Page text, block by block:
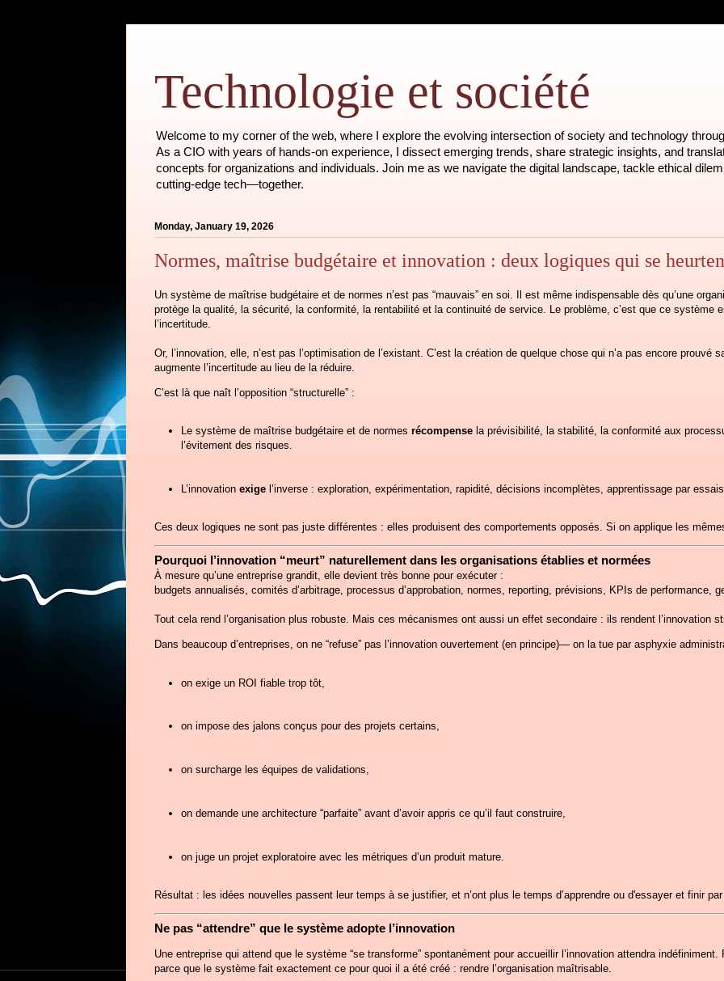
Technologie et société
Welcome to my corner of the web, where I explore the evolving intersection of society and technology
As a CIO with years of hands-on experience, I dissect emerging trends, share strategic insights, and
concepts for organizations and individuals. Join me as we navigate the digital landscape, tackle ethical
cutting-edge tech—together.
Monday, January 19, 2026
Normes, maîtrise budgétaire et innovation : deux logiques qui se
Un système de maîtrise budgétaire et de normes n’est pas “mauvais” en soi. Il est même indispensable dès qu’une
protège la qualité, la sécurité, la conformité, la rentabilité et la continuité de service. Le problème, c’est que ce système
l’incertitude.
Or, l’innovation, elle, n’est pas l’optimisation de l’existant. C’est la création de quelque chose qui n’a pas encore prouvé
augmente l’incertitude au lieu de la réduire.
C’est là que naît l’opposition “structurelle” :
Le système de maîtrise budgétaire et de normes récompensela prévisibilité, la stabilité, la conformité aux
l’évitement des risques.
L’innovation exigel’inverse : exploration, expérimentation, rapidité, décisions incomplètes, apprentissage par
Ces deux logiques ne sont pas juste différentes : elles produisent des comportements opposés. Si on applique les
Pourquoi l’innovation “meurt” naturellement dans les organisations établies et normées
À mesure qu’une entreprise grandit, elle devient très bonne pour exécuter :
budgets annualisés, comités d’arbitrage, processus d’approbation, normes, reporting, prévisions, KPIs de performance,
Tout cela rend l’organisation plus robuste. Mais ces mécanismes ont aussi un effet secondaire : ils rendent l’innovation
Dans beaucoup d’entreprises, on ne “refuse” pas l’innovation ouvertement (en principe)— on la tue par asphyxie
on exige un ROI fiable trop tôt,
on impose des jalons conçus pour des projets certains,
on surcharge les équipes de validations,
on demande une architecture “parfaite” avant d’avoir appris ce qu’il faut construire,
on juge un projet exploratoire avec les métriques d’un produit mature.
Résultat : les idées nouvelles passent leur temps à se justifier, et n’ont plus le temps d’apprendre ou d'essayer et finir par
Ne pas “attendre” que le système adopte l’innovation
Une entreprise qui attend que le système “se transforme” spontanément pour accueillir l’innovation attendra
parce que le système fait exactement ce pour quoi il a été créé : rendre l’organisation maîtrisable.